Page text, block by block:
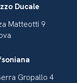
Ducale
Matteotti 9
Gropallo 4